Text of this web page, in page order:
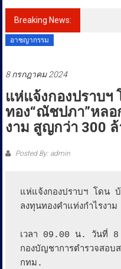
ราชการ
ทุกข์
สุข
ข้าง
ประชาชน
Breaking News:
อาชญากรรม
8 กรกฎาคม 2024
แห่แจ้งกองปราบฯ
ทอง“ณัชปภา”หลอ
งาม สูญกว่า 300
Posted By: admin
แห่แจ้งกองปราบฯ โดน
ลงทุนทองคำแท่งกำไรง
เวลา 09.00 น. วันที่ 8
กองบัญชาการตำรวจสอ
กทม.